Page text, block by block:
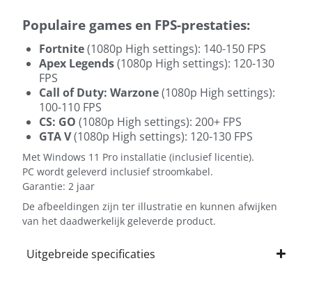
Populaire games en FPS-prestaties:
Fortnite(1080p High settings): 140-150 FPS
Apex Legends(1080p High settings): 120-130
FPS
Call of Duty: Warzone(1080p High settings):
100-110 FPS
CS: GO (1080p High settings): 200+ FPS
GTA V(1080p High settings): 120-130 FPS
Met Windows 11 Pro installatie (inclusief licentie).
PC wordt geleverd inclusief stroomkabel.
Garantie: 2 jaar
De afbeeldingen zijn ter illustratie en kunnen afwijken
van het daadwerkelijk geleverde product.
Uitgebreide specificaties